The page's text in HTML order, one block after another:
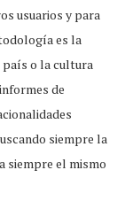
usuarios y para
es la
país o la cultura
de
siempre la
siempre el mismo